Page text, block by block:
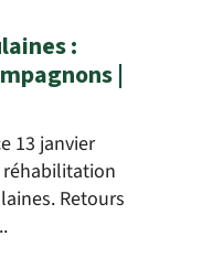
:
|
13 janvier
réhabilitation
Retours